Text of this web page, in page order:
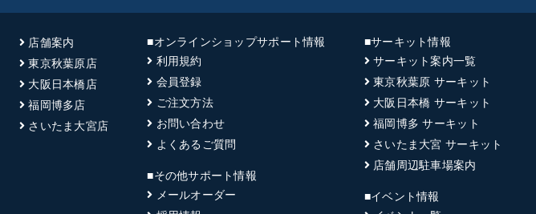
店舗案内
東京秋葉原店
大阪日本橋店
福岡博多店
さいたま大宮店
■オンラインショップサポート情報
利用規約
会員登録
ご注文方法
お問い合わせ
よくあるご質問
■その他サポート情報
メールオーダー
■サーキット情報
サーキット案内一覧
東京秋葉原 サーキット
大阪日本橋 サーキット
福岡博多 サーキット
さいたま大宮 サーキット
店舗周辺駐車場案内
■イベント情報